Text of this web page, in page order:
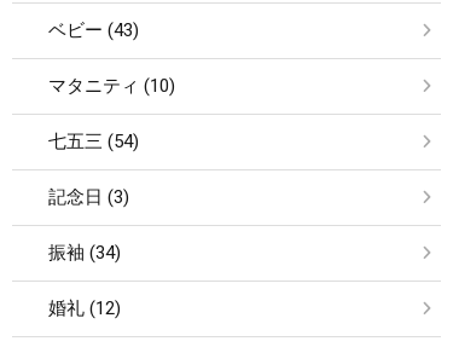
ベビー (43)
マタニティ (10)
七五三 (54)
記念日 (3)
振袖 (34)
婚礼 (12)